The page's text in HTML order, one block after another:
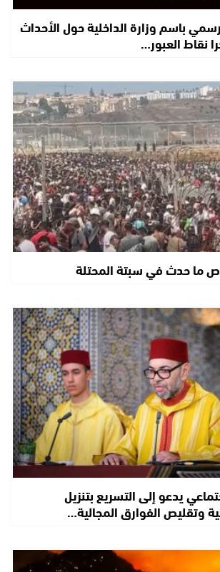
باسم وزارة الداخلية حول الأحداث
نقاط العبور…
ما حدث في سبتة المحتلة
يدعو إلى التسريع بتنزيل
وتقليص الفوارق المجالية…